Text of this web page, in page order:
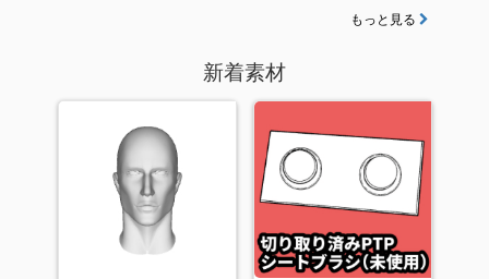
もっと見る
新着素材